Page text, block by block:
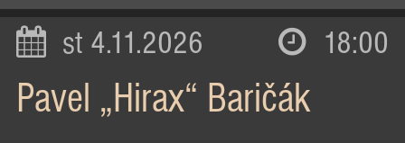
st 4.11.2026 18:00
Pavel „Hirax“ Baričák